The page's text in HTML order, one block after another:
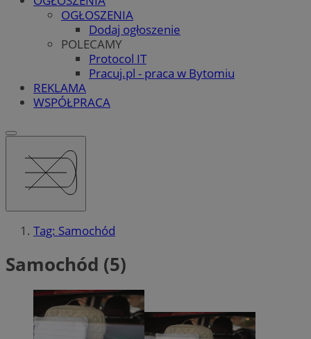
OGŁOSZENIA
Dodaj ogłoszenie
POLECAMY
Protocol IT
Pracuj.pl - praca w Bytomiu
REKLAMA
WSPÓŁPRACA
Tag: Samochód
Samochód (5)